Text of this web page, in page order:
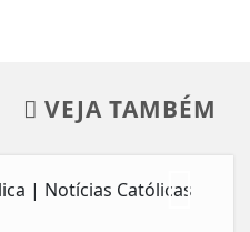
VEJA TAMBÉM